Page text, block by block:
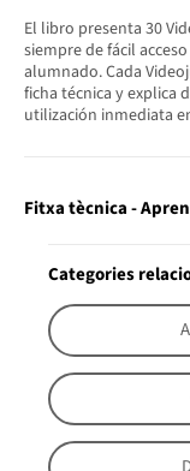
El libro presenta 30
siempre de fácil
alumnado. Cada
ficha técnica y explica
utilización inmediata
Fitxa tècnica -
Categories